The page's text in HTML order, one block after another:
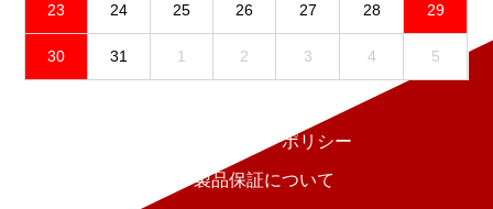
23 24 25 26 27 28 29
30 31 1 2 3 4 5
プライバシーポリシー
製品保証について